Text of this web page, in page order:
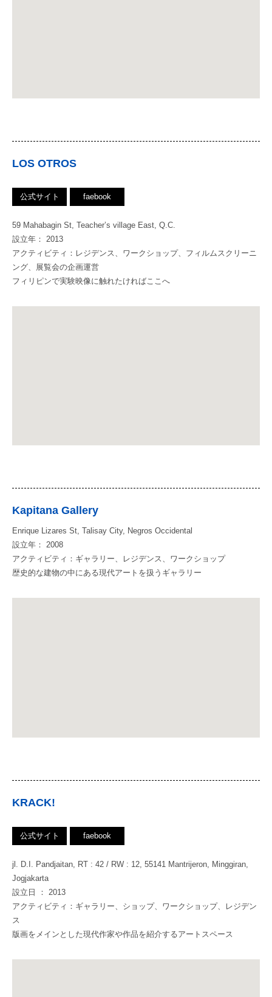
LOS OTROS
公式サイト faebook
59 Mahabagin St, Teacher’s village East, Q.C.
設立年： 2013
アクティビティ：レジデンス、ワークショップ、フィルムスクリーニ
ング、展覧会の企画運営
フィリピンで実験映像に触れたければここへ
Kapitana Gallery
Enrique Lizares St, Talisay City, Negros Occidental
設立年： 2008
アクティビティ：ギャラリー、レジデンス、ワークショップ
歴史的な建物の中にある現代アートを扱うギャラリー
KRACK!
公式サイト faebook
jl. D.I. Pandjaitan, RT : 42 / RW : 12, 55141 Mantrijeron, Minggiran,
Jogjakarta
設立日 ： 2013
アクティビティ：ギャラリー、ショップ、ワークショップ、レジデン
ス
版画をメインとした現代作家や作品を紹介するアートスペース